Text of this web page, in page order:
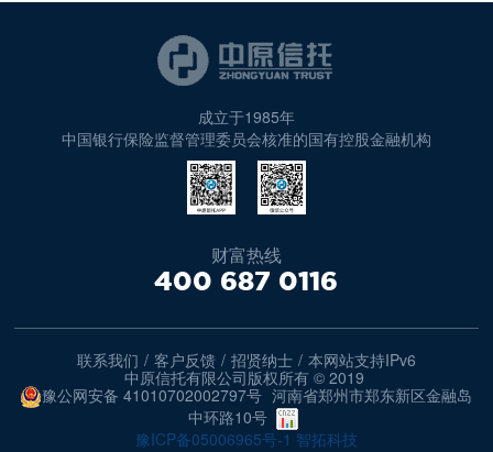
成立于1985年
中国银行保险监督管理委员会核准的国有控股金融机构
财富热线
400 687 0116
联系我们 / 客户反馈 / 招贤纳士 / 本网站支持IPv6
中原信托有限公司版权所有 © 2019
豫公网安备 41010702002797号 河南省郑州市郑东新区金融岛
中环路10号
豫ICP备05006965号-1 智拓科技